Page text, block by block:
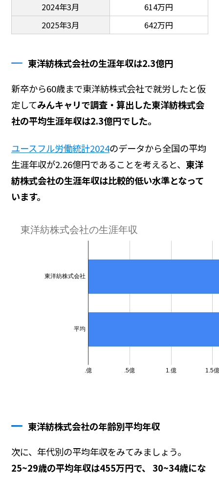
2024年3月
614万円
2025年3月
642万円
東洋紡株式会社の生涯年収は2.3億円
新卒から60歳まで東洋紡株式会社で就労したと仮
定してみんキャリで調査・算出した東洋紡株式会
社の平均生涯年収は2.3億円でした。
ユースフル労働統計2024のデータから全国の平均
生涯年収が2.26億円であることを考えると、 東洋
紡株式会社の生涯年収は比較的低い水準となって
います。
東洋紡株式会社の年齢別平均年収
次に、年代別の平均年収をみてみましょう。
25~29歳の平均年収は455万円で、 30~34歳にな